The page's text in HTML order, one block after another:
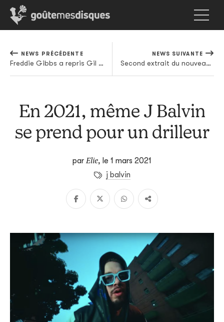
NEWS PRÉCÉDENTE
Freddie Gibbs a repris Gil Scott-Heron
NEWS SUIVANTE
Second extrait du nouveau Tomahawk
En 2021, même J Balvin
se prend pour un drilleur
parElie, le 1 mars 2021
j balvin